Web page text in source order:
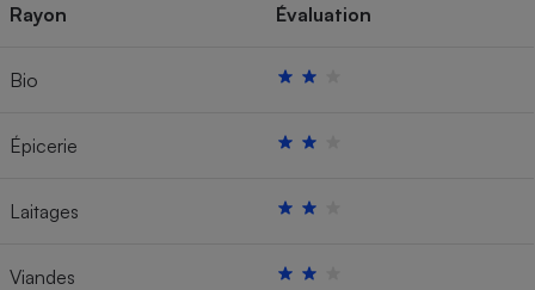
Rayon Évaluation
Bio
Épicerie
Laitages
Viandes